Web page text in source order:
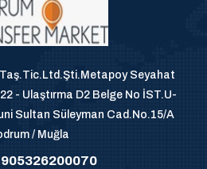
Seyahat
- Ulaştırma D2 Belge No İST.U-
Sultan Süleyman Cad.No.15/A
/ Muğla